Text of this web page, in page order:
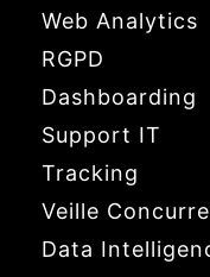
Web Analytics
RGPD
Dashboarding
Support IT
Tracking
Veille
Data